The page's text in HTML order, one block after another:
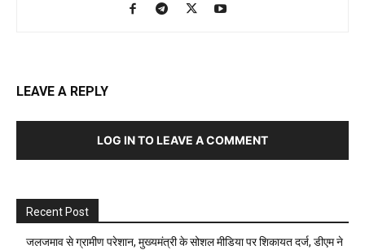
LEAVE A REPLY
LOG IN TO LEAVE A COMMENT
Recent Post
जलजमाव से ग्रामीण परेशान, मुख्यमंत्री के सोशल मीडिया पर शिकायत दर्ज, डीएम ने